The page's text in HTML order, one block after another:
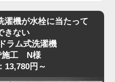
に断られた」など、難し
ケースは多くあります。
さい。プロの判断で最適
くすることがあります。
だいたO様のケースで
ドラム式洗濯機が脱衣所
というお悩みでした。
開口幅が洗濯機本体の寸
濯機が水栓に当たって
きない
ラム式洗濯機
施工 N様
13,780円～